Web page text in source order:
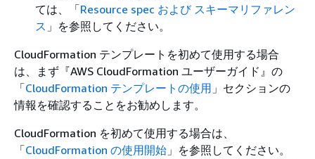
ては、「Resource spec および スキーマリファレン
ス 」を参照してください。
CloudFormation テンプレートを初めて使用する場合
は、まず『AWS CloudFormation ユーザーガイド』の
「CloudFormation テンプレートの使用 」セクションの
情報を確認することをお勧めします。
CloudFormation を初めて使用する場合は、
「CloudFormation の使用開始 」を参照してください。